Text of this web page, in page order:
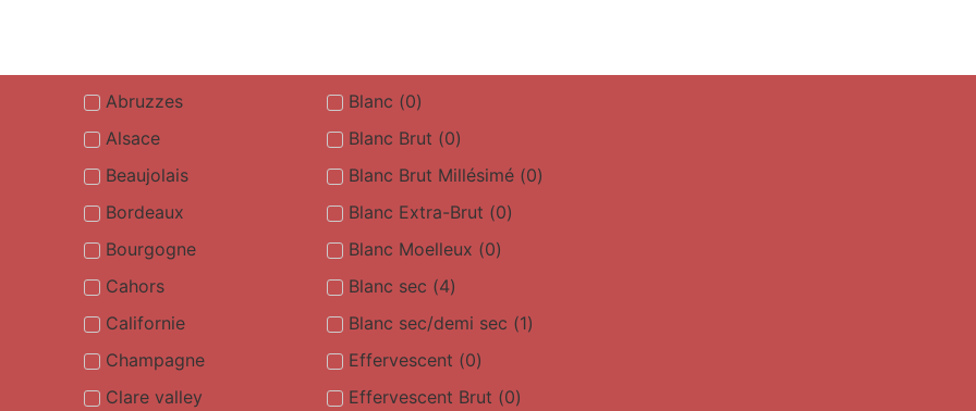
Abruzzes
Alsace
Beaujolais
Bordeaux
Bourgogne
Cahors
Californie
Champagne
Clare valley
Blanc (0)
Blanc Brut (0)
Blanc Brut Millésimé (0)
Blanc Extra-Brut (0)
Blanc Moelleux (0)
Blanc sec (4)
Blanc sec/demi sec (1)
Effervescent (0)
Effervescent Brut (0)